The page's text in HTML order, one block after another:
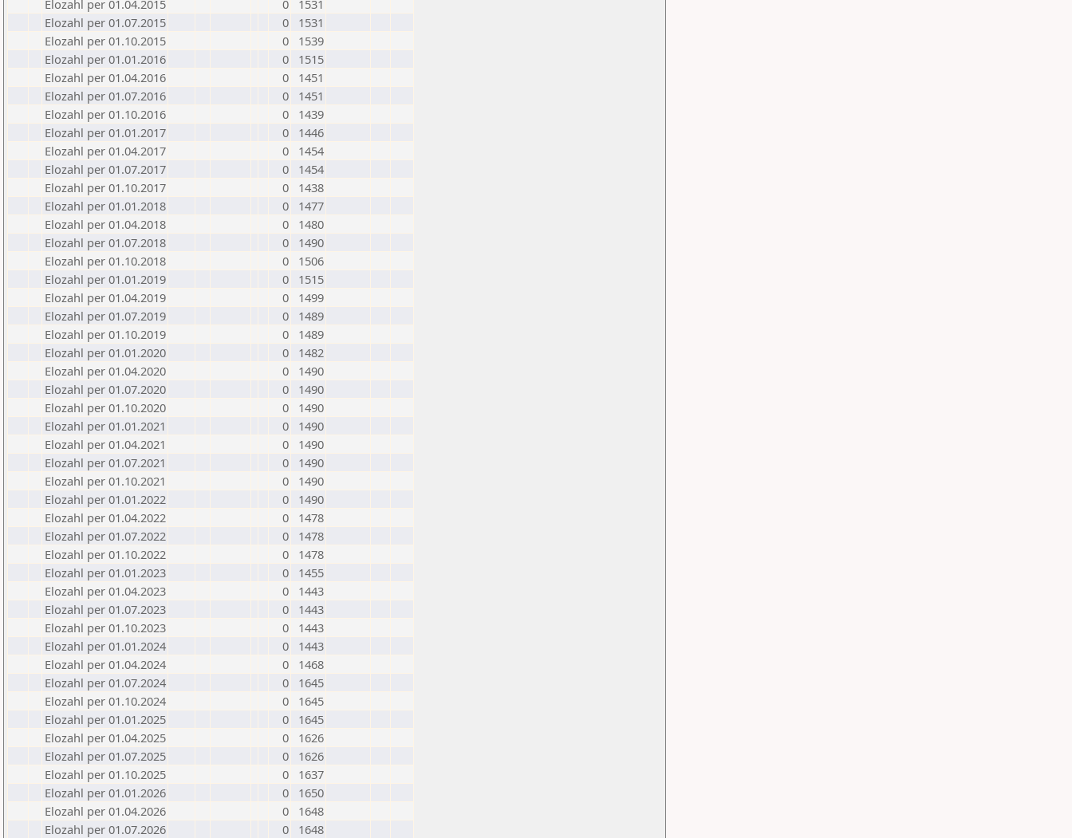
Elozahl per 01.04.2015
0
1531
Elozahl per 01.07.2015
0
1531
Elozahl per 01.10.2015
0
1539
Elozahl per 01.01.2016
0
1515
Elozahl per 01.04.2016
0
1451
Elozahl per 01.07.2016
0
1451
Elozahl per 01.10.2016
0
1439
Elozahl per 01.01.2017
0
1446
Elozahl per 01.04.2017
0
1454
Elozahl per 01.07.2017
0
1454
Elozahl per 01.10.2017
0
1438
Elozahl per 01.01.2018
0
1477
Elozahl per 01.04.2018
0
1480
Elozahl per 01.07.2018
0
1490
Elozahl per 01.10.2018
0
1506
Elozahl per 01.01.2019
0
1515
Elozahl per 01.04.2019
0
1499
Elozahl per 01.07.2019
0
1489
Elozahl per 01.10.2019
0
1489
Elozahl per 01.01.2020
0
1482
Elozahl per 01.04.2020
0
1490
Elozahl per 01.07.2020
0
1490
Elozahl per 01.10.2020
0
1490
Elozahl per 01.01.2021
0
1490
Elozahl per 01.04.2021
0
1490
Elozahl per 01.07.2021
0
1490
Elozahl per 01.10.2021
0
1490
Elozahl per 01.01.2022
0
1490
Elozahl per 01.04.2022
0
1478
Elozahl per 01.07.2022
0
1478
Elozahl per 01.10.2022
0
1478
Elozahl per 01.01.2023
0
1455
Elozahl per 01.04.2023
0
1443
Elozahl per 01.07.2023
0
1443
Elozahl per 01.10.2023
0
1443
Elozahl per 01.01.2024
0
1443
Elozahl per 01.04.2024
0
1468
Elozahl per 01.07.2024
0
1645
Elozahl per 01.10.2024
0
1645
Elozahl per 01.01.2025
0
1645
Elozahl per 01.04.2025
0
1626
Elozahl per 01.07.2025
0
1626
Elozahl per 01.10.2025
0
1637
Elozahl per 01.01.2026
0
1650
Elozahl per 01.04.2026
0
1648
Elozahl per 01.07.2026
0 1648